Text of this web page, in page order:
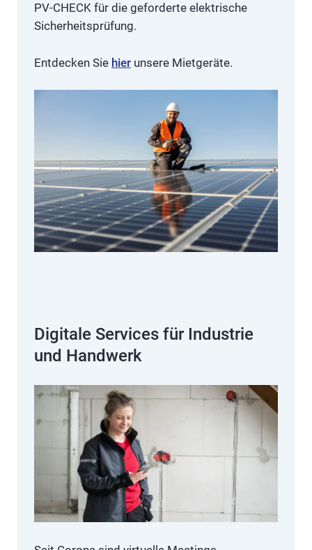
PV-CHECK für die geforderte elektrische
Sicherheitsprüfung.
Entdecken Sie hier unsere Mietgeräte.
Digitale Services für Industrie
und Handwerk